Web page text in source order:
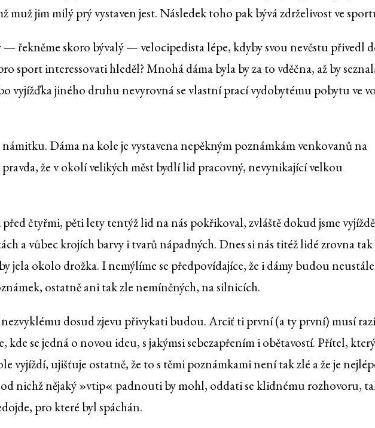
muž jim milý prý vystaven jest. Následek toho pak bývá zdrželivost ve
řekněme skoro bývalý — velocipedista lépe, kdyby svou nevěstu přivedl
sport interessovati hleděl? Mnohá dáma byla by za to vděčna, až by
vyjížďka jiného druhu nevyrovná se vlastní prací vydobytému pobytu ve
Dáma na kole je vystavena nepěkným poznámkám venkovanů na
že v okolí velikých měst bydlí lid pracovný, nevynikající velkou
čtyřmi, pěti lety tentýž lid na nás pokřikoval, zvláště dokud jsme
a vůbec krojích barvy i tvarů nápadných. Dnes si nás titéž lidé zrovna tak
jela okolo drožka. I nemýlíme se předpovídajíce, že i dámy budou neustále
ostatně ani tak zle nemíněných, na silnicích.
dosud zjevu přivykati budou. Arciť ti první (a ty první) musí
kde se jedná o novou ideu, s jakýmsi sebezapřením i obětavostí. Přítel, který
vyjíždí, ujišťuje ostatně, že to s těmi poznámkami není tak zlé a že je
nichž nějaký »vtip« padnouti by mohl, oddati se klidnému rozhovoru,
pro které byl spáchán.